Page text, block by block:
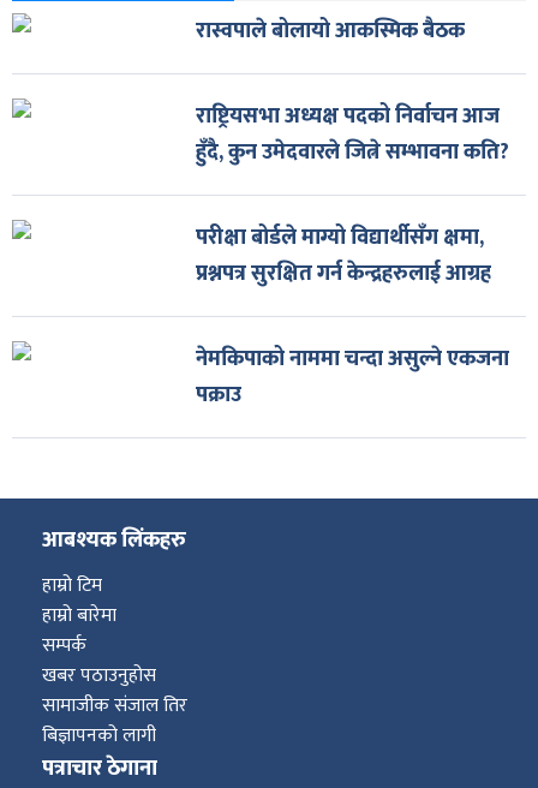
रास्वपाले बोलायो आकस्मिक बैठक
राष्ट्रियसभा अध्यक्ष पदको निर्वाचन आज
हुँदै, कुन उमेदवारले जित्ने सम्भावना कति?
परीक्षा बोर्डले माग्यो विद्यार्थीसँग क्षमा,
प्रश्नपत्र सुरक्षित गर्न केन्द्रहरुलाई आग्रह
नेमकिपाको नाममा चन्दा असुल्ने एकजना
पक्राउ
आबश्यक लिंकहरु
हाम्रो टिम
हाम्रो बारेमा
सम्पर्क
खबर पठाउनुहोस
सामाजीक संजाल तिर
बिज्ञापनको लागी
पत्राचार ठेगाना